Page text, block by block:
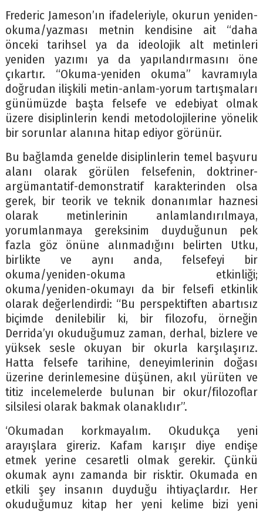
Frederic Jameson’ın ifadeleriyle, okurun yeniden-
okuma/yazması metnin kendisine ait “daha
önceki tarihsel ya da ideolojik alt metinleri
yeniden yazımı ya da yapılandırmasını öne
çıkartır. “Okuma-yeniden okuma” kavramıyla
doğrudan ilişkili metin-anlam-yorum tartışmaları
günümüzde başta felsefe ve edebiyat olmak
üzere disiplinlerin kendi metodolojilerine yönelik
bir sorunlar alanına hitap ediyor görünür.
Bu bağlamda genelde disiplinlerin temel başvuru
alanı olarak görülen felsefenin, doktriner-
argümantatif-demonstratif karakterinden olsa
gerek, bir teorik ve teknik donanımlar haznesi
olarak metinlerinin anlamlandırılmaya,
yorumlanmaya gereksinim duyduğunun pek
fazla göz önüne alınmadığını belirten Utku,
birlikte ve aynı anda, felsefeyi bir
okuma/yeniden-okuma etkinliği;
okuma/yeniden-okumayı da bir felsefi etkinlik
olarak değerlendirdi: “Bu perspektiften abartısız
biçimde denilebilir ki, bir filozofu, örneğin
Derrida’yı okuduğumuz zaman, derhal, bizlere ve
yüksek sesle okuyan bir okurla karşılaşırız.
Hatta felsefe tarihine, deneyimlerinin doğası
üzerine derinlemesine düşünen, akıl yürüten ve
titiz incelemelerde bulunan bir okur/filozoflar
silsilesi olarak bakmak olanaklıdır”.
‘Okumadan korkmayalım. Okudukça yeni
arayışlara gireriz. Kafam karışır diye endişe
etmek yerine cesaretli olmak gerekir. Çünkü
okumak aynı zamanda bir risktir. Okumada en
etkili şey insanın duyduğu ihtiyaçlardır. Her
okuduğumuz kitap her yeni kelime bizi yeni